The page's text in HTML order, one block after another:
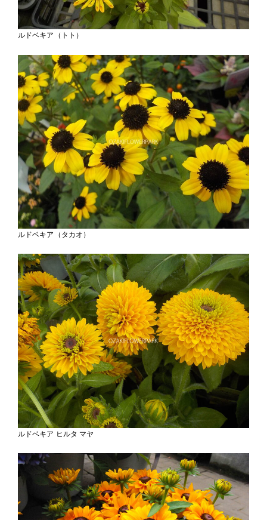
ルドベキア（トト）
ルドベキア（タカオ）
ルドベキア ヒルタ マヤ